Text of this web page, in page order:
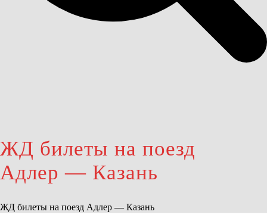
ЖД билеты на поезд
Адлер — Казань
ЖД билеты на поезд Адлер — Казань